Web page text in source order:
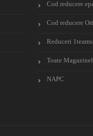
Cod reducere
Cod reducere
Reduceri
Toate
NAPC